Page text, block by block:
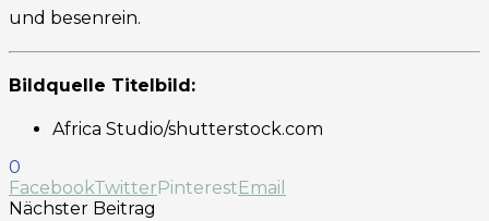
und besenrein.
Bildquelle Titelbild:
Africa Studio/shutterstock.com
0
FacebookTwitter Pinterest Email
Nächster Beitrag